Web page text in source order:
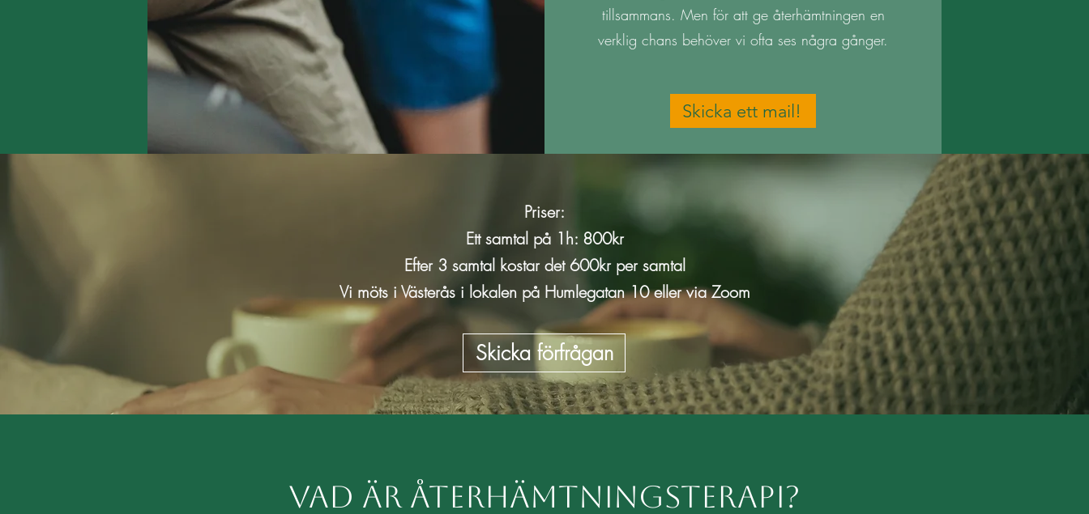
tillsammans. Men för att ge återhämtningen en
verklig chans behöver vi ofta ses några gånger.
Skicka ett mail!
Priser:
Ett samtal på 1h: 800kr
Efter 3 samtal kostar det 600kr per samtal
Vi möts i Västerås i lokalen på Humlegatan 10 eller via Zoom
Skicka förfrågan
Vad är Återhämtningsterapi?